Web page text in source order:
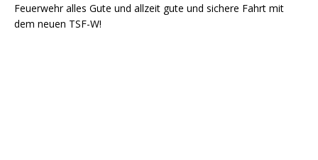
Feuerwehr alles Gute und allzeit gute und sichere Fahrt mit
dem neuen TSF-W!